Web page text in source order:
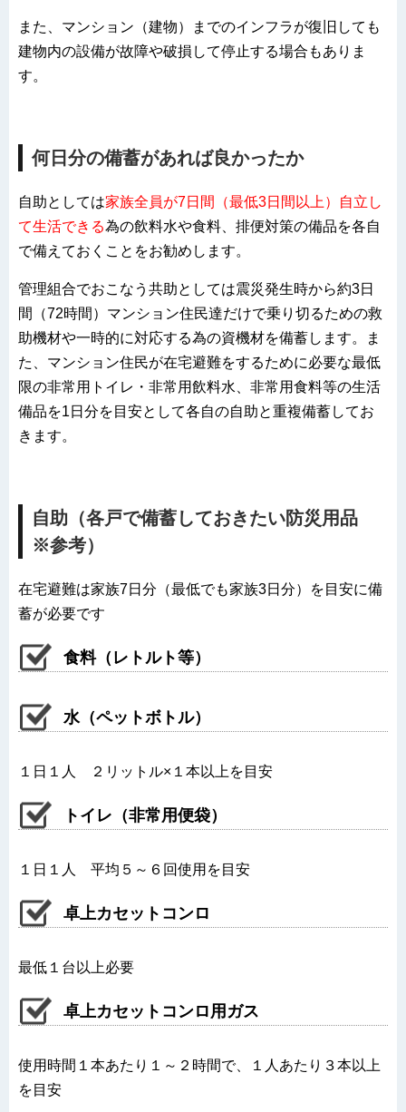
また、マンション（建物）までのインフラが復旧しても
建物内の設備が故障や破損して停止する場合もありま
す。
何日分の備蓄があれば良かったか
自助としては家族全員が7日間（最低3日間以上）自立し
て生活できる為の飲料水や食料、排便対策の備品を各自
で備えておくことをお勧めします。
管理組合でおこなう共助としては震災発生時から約3日
間（72時間）マンション住民達だけで乗り切るための救
助機材や一時的に対応する為の資機材を備蓄します。ま
た、マンション住民が在宅避難をするために必要な最低
限の非常用トイレ・非常用飲料水、非常用食料等の生活
備品を1日分を目安として各自の自助と重複備蓄してお
きます。
自助（各戸で備蓄しておきたい防災用品
※参考）
在宅避難は家族7日分（最低でも家族3日分）を目安に備
蓄が必要です
食料（レトルト等）
水（ペットボトル）
１日１人 ２リットル×１本以上を目安
トイレ（非常用便袋）
１日１人 平均５～６回使用を目安
卓上カセットコンロ
最低１台以上必要
卓上カセットコンロ用ガス
使用時間１本あたり１～２時間で、１人あたり３本以上
を目安